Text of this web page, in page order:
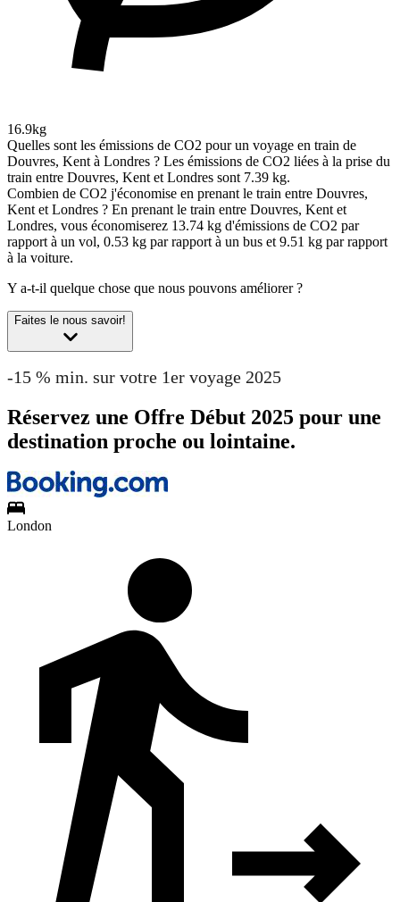
16.9kg
Quelles sont les émissions de CO2 pour un voyage en train de
Douvres, Kent à Londres ? Les émissions de CO2 liées à la prise du
train entre Douvres, Kent et Londres sont 7.39 kg.
Combien de CO2 j'économise en prenant le train entre Douvres,
Kent et Londres ? En prenant le train entre Douvres, Kent et
Londres, vous économiserez 13.74 kg d'émissions de CO2 par
rapport à un vol, 0.53 kg par rapport à un bus et 9.51 kg par rapport
à la voiture.
Y a-t-il quelque chose que nous pouvons améliorer ?
Faites le nous savoir!
-15 % min. sur votre 1er voyage 2025
Réservez une Offre Début 2025 pour une
destination proche ou lointaine.
London